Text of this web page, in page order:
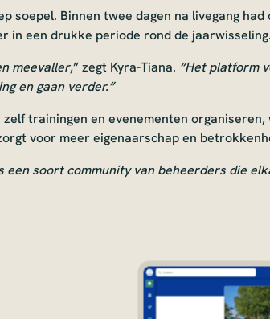
soepel. Binnen twee dagen na livegang
in een drukke periode rond de
meevaller,” zegt Kyra-Tiana. “Het platform
en gaan verder.”
zelf trainingen en evenementen
voor meer eigenaarschap en
een soort community van beheerders die